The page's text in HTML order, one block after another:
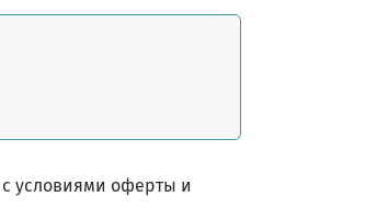
условиями оферты и